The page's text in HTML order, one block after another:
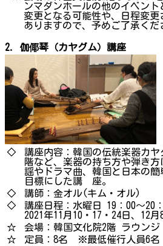
ンマダンホールの他のイベン
変更となる可能性や、日程変更
ありますので、予めご了承くだ
2. 伽倻琴（カヤグム）講座
◇
講座内容：韓国の伝統楽器カ
階など、楽器の持ち方や弾き
謡やドラマ曲、韓国と日本の
目標にした講 座。
◇
講師：金オル(キム・オル)
◇
講座日程：水曜日 19：00～20
2021年11月10・17・24日、12月
☆
会場：韓国文化院2階 ラウンジ
☆
定員：8名 ※最低催行人員6名